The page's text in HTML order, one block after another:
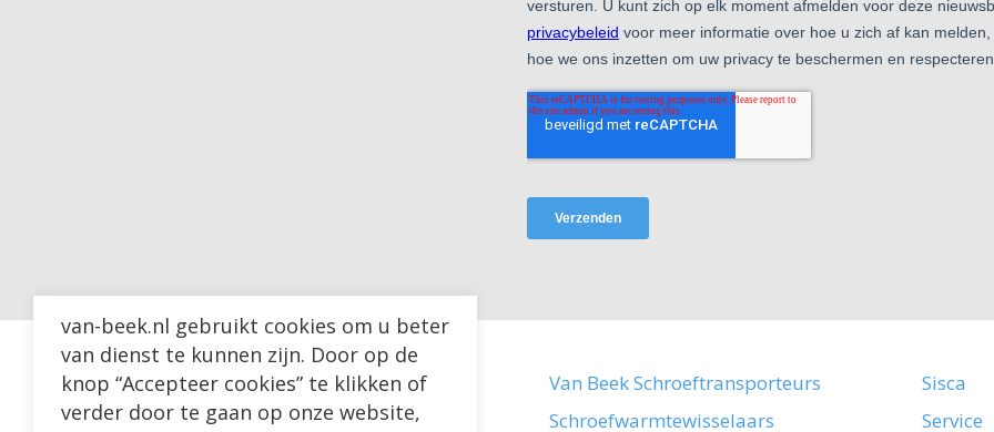
Van Beek Schroeftransporteurs
Schroefwarmtewisselaars
Sisca
Service
van-beek.nl gebruikt cookies om u beter
van dienst te kunnen zijn. Door op de
knop “Accepteer cookies” te klikken of
verder door te gaan op onze website,